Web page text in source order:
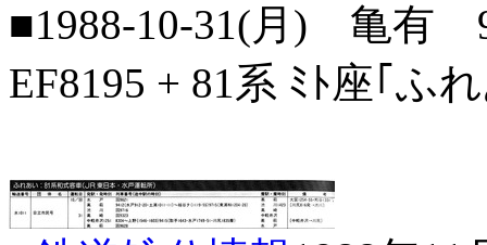
■1988-10-31(月) 亀有
EF8195 + 81系 ﾐﾄ座｢ふ